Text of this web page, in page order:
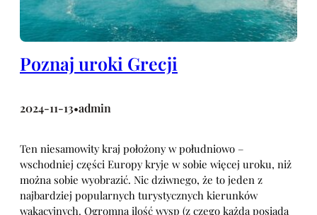
Poznaj uroki Grecji
2024-11-13•admin
Ten niesamowity kraj położony w południowo –
wschodniej części Europy kryje w sobie więcej uroku, niż
można sobie wyobrazić. Nic dziwnego, że to jeden z
najbardziej popularnych turystycznych kierunków
wakacyjnych. Ogromna ilość wysp (z czego każda posiada